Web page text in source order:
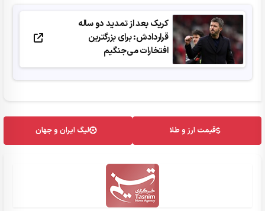
کریک بعد از تمدید دو ساله
قراردادش: برای بزرگترین
افتخارات می‌جنگیم
قیمت ارز و طلا لیگ ایران و جهان